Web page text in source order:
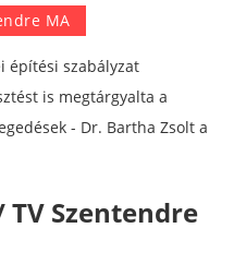
MA
építési szabályzat
is megtárgyalta a
- Dr. Bartha Zsolt a
Szentendre